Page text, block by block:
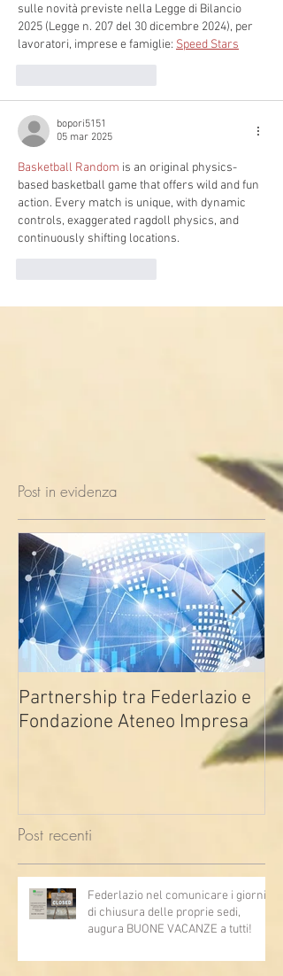
sulle novità previste nella Legge di Bilancio
2025 (Legge n. 207 del 30 dicembre 2024), per
lavoratori, imprese e famiglie: Speed Stars
bopori5151
05 mar 2025
Basketball Random is an original physics-
based basketball game that offers wild and fun
action. Every match is unique, with dynamic
controls, exaggerated ragdoll physics, and
continuously shifting locations.
Post in evidenza
Partnership tra Federlazio e
Fondazione Ateneo Impresa
Post recenti
Federlazio nel comunicare i giorni
di chiusura delle proprie sedi,
augura BUONE VACANZE a tutti!